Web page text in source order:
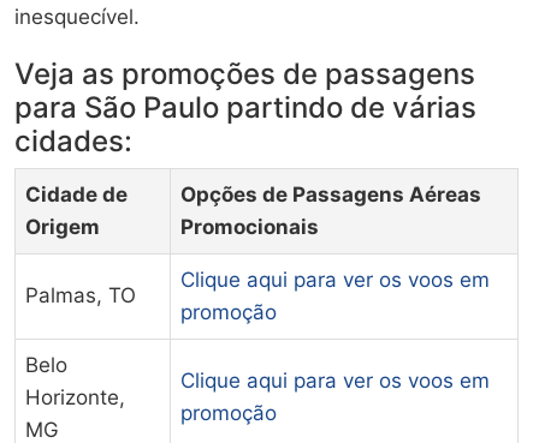
inesquecível.
Veja as promoções de passagens
para São Paulo partindo de várias
cidades:
Cidade de
Origem
Opções de Passagens Aéreas
Promocionais
Palmas, TO
Clique aqui para ver os voos em
promoção
Belo
Horizonte,
MG
Clique aqui para ver os voos em
promoção